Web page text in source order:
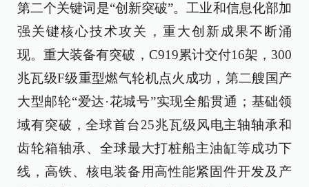
第二个关键词是“创新突破”。工业和信息化部加
强关键核心技术攻关，重大创新成果不断涌
现。重大装备有突破，C919累计交付16架，300
兆瓦级F级重型燃气轮机点火成功，第二艘国产
大型邮轮“爱达·花城号”实现全船贯通；基础领
域有突破，全球首台25兆瓦级风电主轴轴承和
齿轮箱轴承、全球最大打桩船主油缸等成功下
线，高铁、核电装备用高性能紧固件开发及产